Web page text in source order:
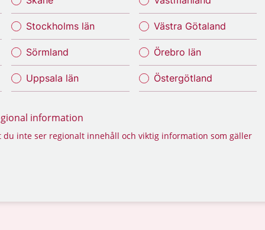
Stockholms län
Sörmland
Uppsala län
Västra Götaland
Örebro län
Östergötland
information
du inte ser regionalt innehåll och viktig information som gäller